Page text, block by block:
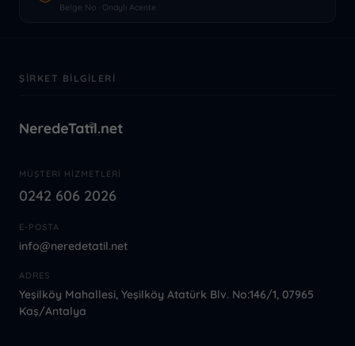
Belge No · Onaylı Acente
ŞIRKET BILGILERI
MÜŞTERI HIZMETLERI
0242 606 2026
E-POSTA
info@neredetatil.net
ADRES
Yeşilköy Mahallesi, Yeşilköy Atatürk Blv. No:146/1, 07965
Kaş/Antalya